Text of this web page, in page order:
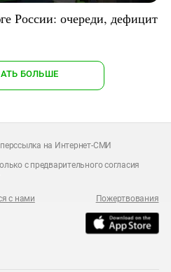
России: очереди, дефицит
БОЛЬШЕ
на Интернет-СМИ
с предварительного согласия
с нами Пожертвования